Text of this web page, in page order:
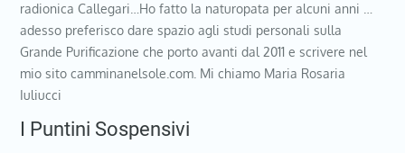
radionica Callegari…Ho fatto la naturopata per alcuni anni …
adesso preferisco dare spazio agli studi personali sulla
Grande Purificazione che porto avanti dal 2011 e scrivere nel
mio sito camminanelsole.com. Mi chiamo Maria Rosaria
Iuliucci
I Puntini Sospensivi